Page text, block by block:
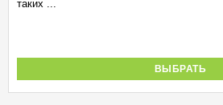
таких ...
ВЫБРАТЬ